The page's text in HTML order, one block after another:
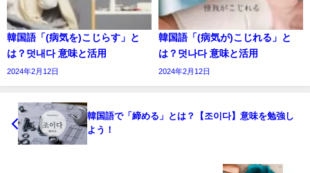
韓国語「(病気を)こじらす」と
は？덧내다 意味と活用
2024年2月12日
韓国語「(病気が)こじれる」と
は？덧나다 意味と活用
2024年2月12日
韓国語で「締める」とは？【조이다】意味を勉強し
よう！